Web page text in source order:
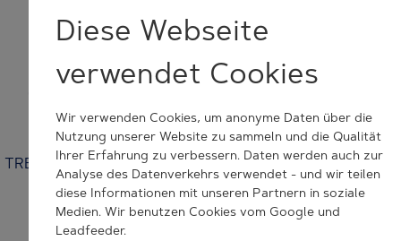
KONTAKT NEHMEN
TRESU | Venusvej 44 | 6000 Kolding | Denmark | +45 7632
3500 | tresu@tresu.com
Cookie Consent Settings
Diese Webseite
verwendet Cookies
Wir verwenden Cookies, um anonyme Daten über die
Nutzung unserer Website zu sammeln und die Qualität
Ihrer Erfahrung zu verbessern. Daten werden auch zur
Analyse des Datenverkehrs verwendet - und wir teilen
diese Informationen mit unseren Partnern in soziale
Medien. Wir benutzen Cookies vom Google und
Leadfeeder.